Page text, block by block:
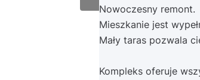
Nowoczesny remont.
Mieszkanie jest
Mały taras pozwala
Kompleks oferuje